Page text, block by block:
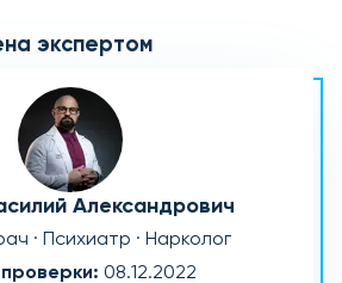
экспертом
Александрович
· Психиатр · Нарколог
08.12.2022